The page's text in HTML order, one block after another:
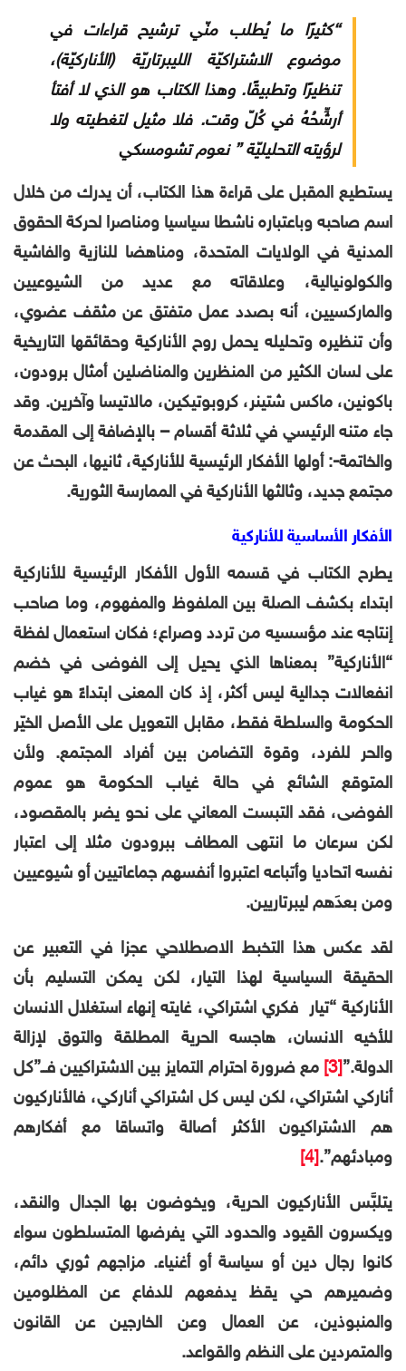
“كثيرًا ما يُطلب منّي ترشيح قراءات في
موضوع الاشتراكيّة الليبرتاريّة (الأناركيّة)،
تنظيرًا وتطبيقًا. وهذا الكتاب هو الذي لا أفتأ
أرشِّحُهُ في كُلّ وقت. فلا مثيل لتغطيته ولا
لرؤيته التحليليّة ” نعوم تشومسكي
يستطيع المقبل على قراءة هذا الكتاب، أن يدرك من خلال
اسم صاحبه وباعتباره ناشطا سياسيا ومناصرا لحركة الحقوق
المدنية في الولايات المتحدة، ومناهضا للنازية والفاشية
والكولونيالية، وعلاقاته مع عديد من الشيوعيين
والماركسيين، أنه بصدد عمل متفتق عن مثقف عضوي،
وأن تنظيره وتحليله يحمل روح الأناركية وحقائقها التاريخية
على لسان الكثير من المنظرين والمناضلين أمثال برودون،
باكونين، ماكس شتينر، كروبوتيكين، مالاتيسا وآخرين. وقد
جاء متنه الرئيسي في ثلاثة أقسام – بالإضافة إلى المقدمة
والخاتمة-: أولها الأفكار الرئيسية للأناركية، ثانيها، البحث عن
مجتمع جديد، وثالثها الأناركية في الممارسة الثورية.
الأفكار الأساسية للأناركية
يطرح الكتاب في قسمه الأول الأفكار الرئيسية للأناركية
ابتداء بكشف الصلة بين الملفوظ والمفهوم، وما صاحب
إنتاجه عند مؤسسيه من تردد وصراع؛ فكان استعمال لفظة
“الأناركية” بمعناها الذي يحيل إلى الفوضى في خضم
انفعالات جدالية ليس أكثر، إذ كان المعنى ابتداءً هو غياب
الحكومة والسلطة فقط، مقابل التعويل على الأصل الخيّر
والحر للفرد، وقوة التضامن بين أفراد المجتمع. ولأن
المتوقع الشائع في حالة غياب الحكومة هو عموم
الفوضى، فقد التبست المعاني على نحو يضر بالمقصود،
لكن سرعان ما انتهى المطاف ببرودون مثلا إلى اعتبار
نفسه اتحاديا وأتباعه اعتبروا أنفسهم جماعاتيين أو شيوعيين
ومن بعدَهم ليبرتاريين.
لقد عكس هذا التخبط الاصطلاحي عجزا في التعبير عن
الحقيقة السياسية لهذا التيار، لكن يمكن التسليم بأن
الأناركية “تيار فكري اشتراكي، غايته إنهاء استغلال الانسان
للأخيه الانسان، هاجسه الحرية المطلقة والتوق لإزالة
الدولة.”[3]
مع ضرورة احترام التمايز بين الاشتراكيين فــ”كل
أناركي اشتراكي، لكن ليس كل اشتراكي أناركي، فالأناركيون
هم الاشتراكيون الأكثر أصالة واتساقا مع أفكارهم
ومبادئهم”.[4]
يتلبَّس الأناركيون الحرية، ويخوضون بها الجدال والنقد،
ويكسرون القيود والحدود التي يفرضها المتسلطون سواء
كانوا رجال دين أو سياسة أو أغنياء. مزاجهم ثوري دائم،
وضميرهم حي يقظ يدفعهم للدفاع عن المظلومين
والمنبوذين، عن العمال وعن الخارجين عن القانون
والمتمردين على النظم والقواعد.